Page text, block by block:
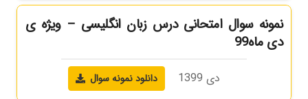
نمونه سوال امتحانی درس زبان انگلیسی – ویژه ی
دی ماه99
دی 1399 دانلود نمونه سوال